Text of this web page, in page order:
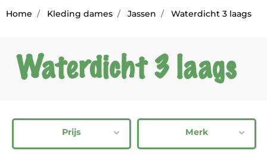
Home Kleding dames Jassen Waterdicht 3 laags
Waterdicht 3 laags
Prijs Merk